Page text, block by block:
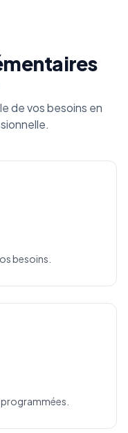
de vos besoins en
besoins.